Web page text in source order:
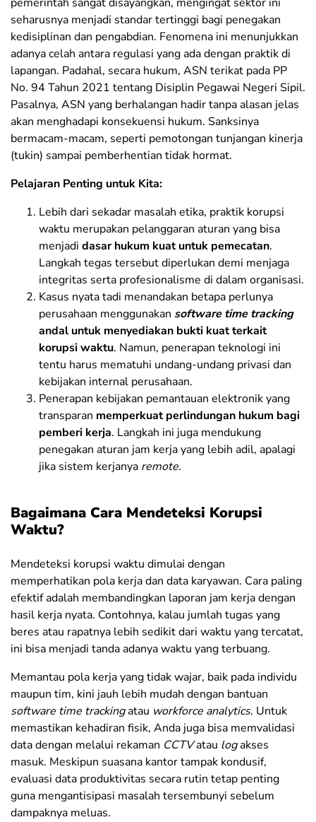
seharusnya menjadi standar tertinggi bagi penegakan
kedisiplinan dan pengabdian. Fenomena ini menunjukkan
adanya celah antara regulasi yang ada dengan praktik di
lapangan. Padahal, secara hukum, ASN terikat pada PP
No. 94 Tahun 2021 tentang Disiplin Pegawai Negeri Sipil.
Pasalnya, ASN yang berhalangan hadir tanpa alasan jelas
akan menghadapi konsekuensi hukum. Sanksinya
bermacam-macam, seperti pemotongan tunjangan kinerja
(tukin) sampai pemberhentian tidak hormat.
Pelajaran Penting untuk Kita:
Lebih dari sekadar masalah etika, praktik korupsi
waktu merupakan pelanggaran aturan yang bisa
menjadi dasar hukum kuat untuk pemecatan.
Langkah tegas tersebut diperlukan demi menjaga
integritas serta profesionalisme di dalam organisasi.
Kasus nyata tadi menandakan betapa perlunya
perusahaan menggunakan software time tracking
andal untuk menyediakan bukti kuat terkait
korupsi waktu. Namun, penerapan teknologi ini
tentu harus mematuhi undang-undang privasi dan
kebijakan internal perusahaan.
Penerapan kebijakan pemantauan elektronik yang
transparan memperkuat perlindungan hukum bagi
pemberi kerja. Langkah ini juga mendukung
penegakan aturan jam kerja yang lebih adil, apalagi
jika sistem kerjanya remote.
Bagaimana Cara Mendeteksi Korupsi
Waktu?
Mendeteksi korupsi waktu dimulai dengan
memperhatikan pola kerja dan data karyawan. Cara paling
efektif adalah membandingkan laporan jam kerja dengan
hasil kerja nyata. Contohnya, kalau jumlah tugas yang
beres atau rapatnya lebih sedikit dari waktu yang tercatat,
ini bisa menjadi tanda adanya waktu yang terbuang.
Memantau pola kerja yang tidak wajar, baik pada individu
maupun tim, kini jauh lebih mudah dengan bantuan
software time trackingatau workforce analytics. Untuk
memastikan kehadiran fisik, Anda juga bisa memvalidasi
data dengan melalui rekaman CCTVatau logakses
masuk. Meskipun suasana kantor tampak kondusif,
evaluasi data produktivitas secara rutin tetap penting
guna mengantisipasi masalah tersembunyi sebelum
dampaknya meluas.